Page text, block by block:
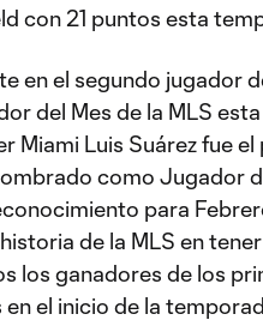
con 21 puntos esta
en el segundo jugador
del Mes de la MLS
Miami Luis Suárez fue
como Jugador
para
de la MLS en
los ganadores de los
el inicio de la